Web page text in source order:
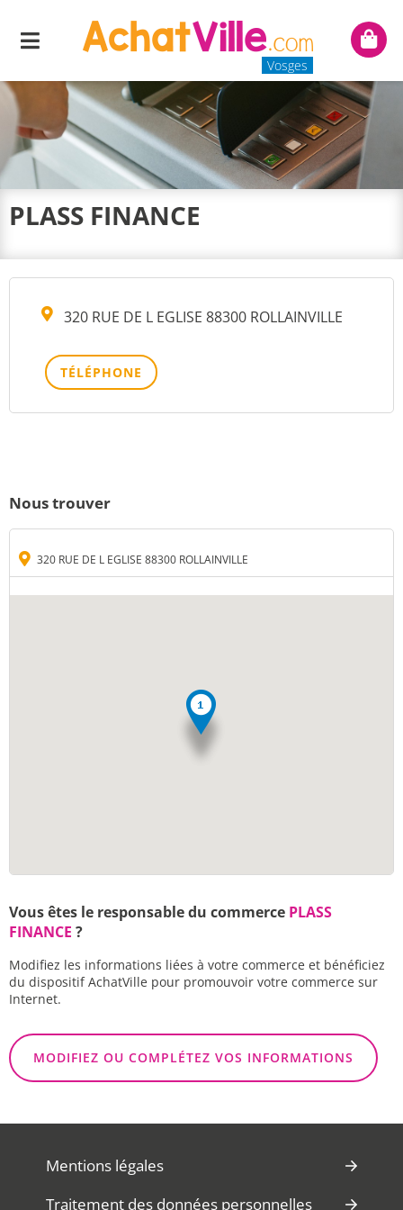
Menu
Vosges
Mon
PLASS FINANCE
320 RUE DE L EGLISE 88300 ROLLAINVILLE
TÉLÉPHONE
Nous trouver
320 RUE DE L EGLISE 88300 ROLLAINVILLE
Vous êtes le responsable du commerce PLASS
FINANCE ?
Modifiez les informations liées à votre commerce et bénéficiez
du dispositif AchatVille pour promouvoir votre commerce sur
Internet.
MODIFIEZ OU COMPLÉTEZ VOS INFORMATIONS
Mentions légales
Traitement des données personnelles